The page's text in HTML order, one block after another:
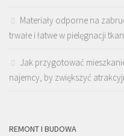
Materiały odporne na
trwałe i łatwe w pielęgnacji
Jak przygotować
najemcy, by zwiększyć
REMONT I BUDOWA